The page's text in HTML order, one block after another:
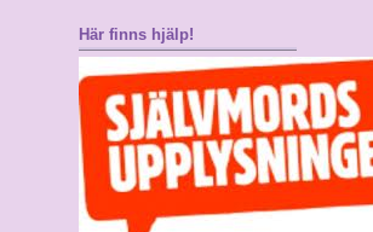
Här finns hjälp!